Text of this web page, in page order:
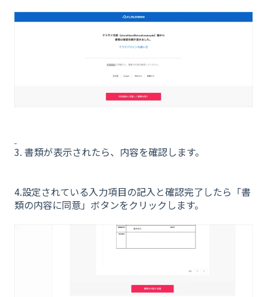
3. 書類が表示されたら、内容を確認します。
4.設定されている入力項目の記入と確認完了したら「書
類の内容に同意」ボタンをクリックします。